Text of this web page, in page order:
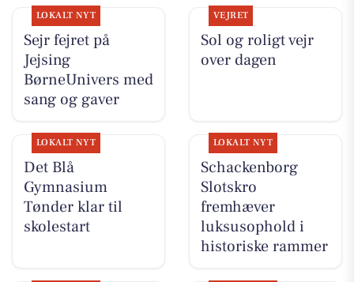
LOKALT NYT
Sejr fejret på
Jejsing
BørneUnivers med
sang og gaver
VEJRET
Sol og roligt vejr
over dagen
LOKALT NYT
Det Blå
Gymnasium
Tønder klar til
skolestart
LOKALT NYT
Schackenborg
Slotskro
fremhæver
luksusophold i
historiske rammer